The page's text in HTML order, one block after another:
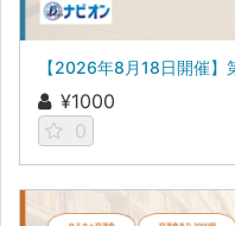
¥1000
0